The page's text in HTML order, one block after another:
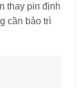
thay pin định
cần bảo trì